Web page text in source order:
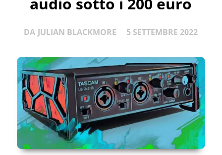
DA JULIAN BLACKMORE 5 SETTEMBRE 2022